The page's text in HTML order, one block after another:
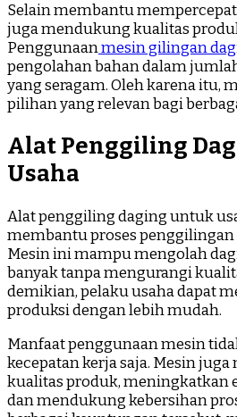
Selain membantu
juga mendukung kualitas
Penggunaanmesin gilingan
pengolahan bahan dalam
yang seragam. Oleh karena itu,
pilihan yang relevan bagi
Alat Penggiling
Usaha
Alat penggiling daging untuk
membantu proses penggilingan
Mesin ini mampu mengolah
banyak tanpa mengurangi
demikian, pelaku usaha dapat
produksi dengan lebih mudah.
Manfaat penggunaan mesin
kecepatan kerja saja. Mesin
kualitas produk, meningkatkan
dan mendukung kebersihan